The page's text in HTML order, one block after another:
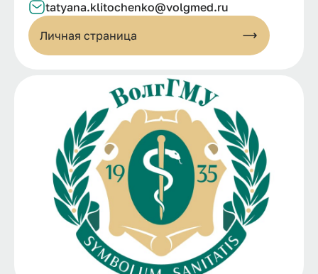
tatyana.klitochenko@volgmed.ru
Личная страница